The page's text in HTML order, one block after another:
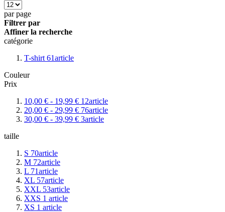
par page
Filtrer par
Affiner la recherche
catégorie
T-shirt 61article
Couleur
Prix
10,00 € - 19,99 € 12article
20,00 € - 29,99 € 76article
30,00 € - 39,99 € 3article
taille
S 70article
M 72article
L 71article
XL 57article
XXL 53article
XXS 1 article
XS 1 article